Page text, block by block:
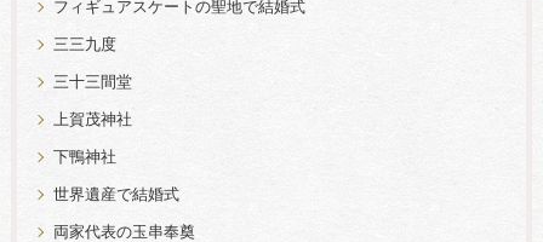
フィギュアスケートの聖地で結婚式
三三九度
三十三間堂
上賀茂神社
下鴨神社
世界遺産で結婚式
両家代表の玉串奉奠